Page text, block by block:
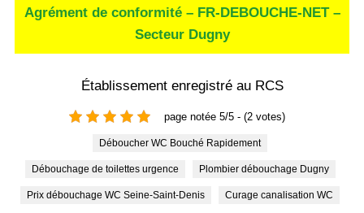
Agrément de conformité – FR-DEBOUCHE-NET –
Secteur Dugny
Établissement enregistré au RCS
page notée 5/5 - (2 votes)
Déboucher WC Bouché Rapidement
Débouchage de toilettes urgence Plombier débouchage Dugny
Prix débouchage WC Seine-Saint-Denis Curage canalisation WC